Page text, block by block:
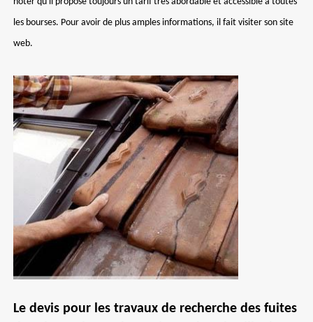
les bourses. Pour avoir de plus amples informations, il fait visiter son site
web.
Le devis pour les travaux de recherche des fuites